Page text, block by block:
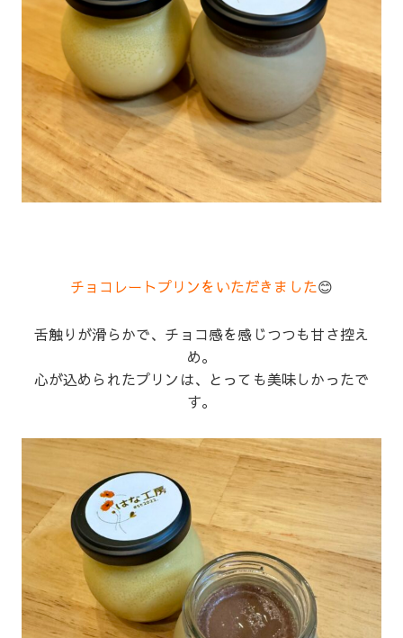
チョコレートプリンをいただきました😊
舌触りが滑らかで、チョコ感を感じつつも甘さ控え
め。
心が込められたプリンは、とっても美味しかったで
す。